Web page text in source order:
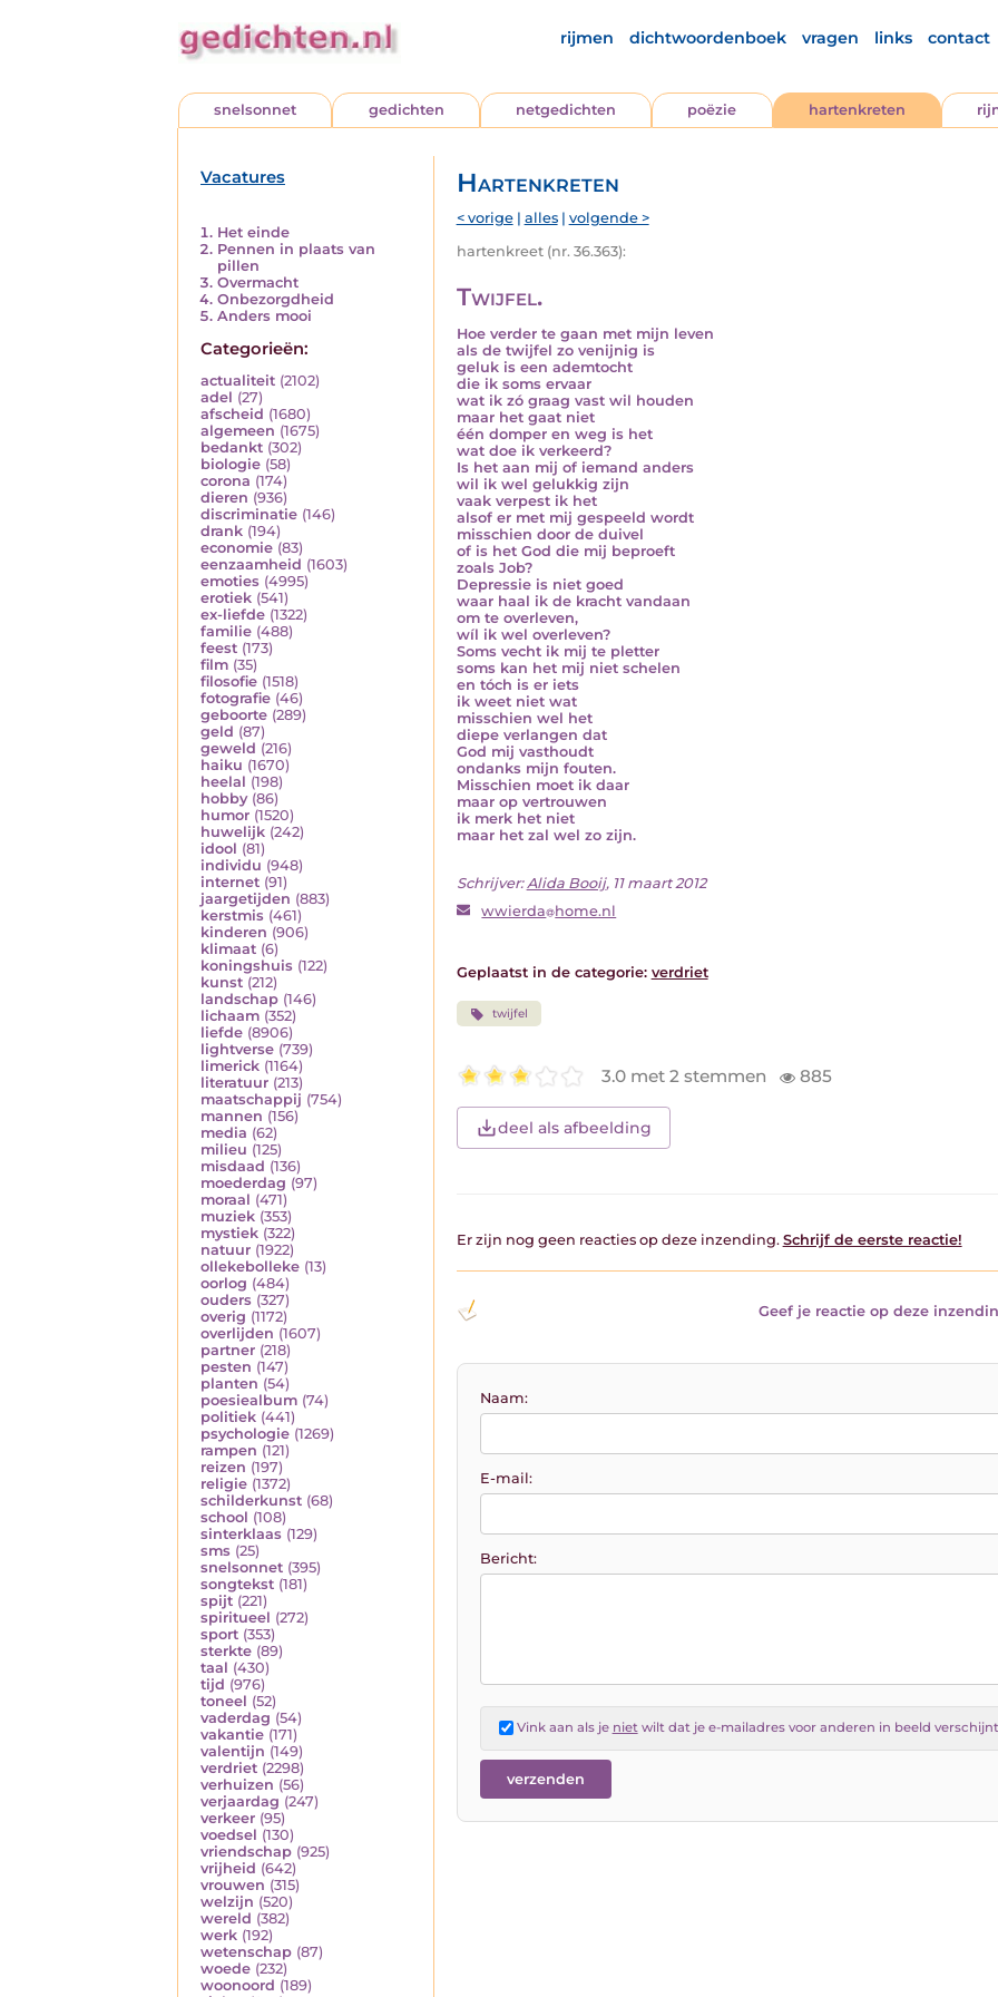
rijmen dichtwoordenboek vragen links contact
snelsonnet gedichten netgedichten poëzie hartenkreten
Vacatures
Het einde
Pennen in plaats van
pillen
Overmacht
Onbezorgdheid
Anders mooi
Categorieën:
actualiteit (2102)
adel (27)
afscheid (1680)
algemeen (1675)
bedankt (302)
biologie (58)
corona (174)
dieren (936)
discriminatie (146)
drank (194)
economie (83)
eenzaamheid (1603)
emoties (4995)
erotiek (541)
ex-liefde (1322)
familie (488)
feest (173)
film (35)
filosofie (1518)
fotografie (46)
geboorte (289)
geld (87)
geweld (216)
haiku (1670)
heelal (198)
hobby (86)
humor (1520)
huwelijk (242)
idool (81)
individu (948)
internet (91)
jaargetijden (883)
kerstmis (461)
kinderen (906)
klimaat (6)
koningshuis (122)
kunst (212)
landschap (146)
lichaam (352)
liefde (8906)
lightverse (739)
limerick (1164)
literatuur (213)
maatschappij (754)
mannen (156)
media (62)
milieu (125)
misdaad (136)
moederdag (97)
moraal (471)
muziek (353)
mystiek (322)
natuur (1922)
ollekebolleke (13)
oorlog (484)
ouders (327)
overig (1172)
overlijden (1607)
partner (218)
pesten (147)
planten (54)
poesiealbum (74)
politiek (441)
psychologie (1269)
rampen (121)
reizen (197)
religie (1372)
schilderkunst (68)
school (108)
sinterklaas (129)
sms (25)
snelsonnet (395)
songtekst (181)
spijt (221)
spiritueel (272)
sport (353)
sterkte (89)
taal (430)
tijd (976)
toneel (52)
vaderdag (54)
vakantie (171)
valentijn (149)
verdriet (2298)
verhuizen (56)
verjaardag (247)
verkeer (95)
voedsel (130)
vriendschap (925)
vrijheid (642)
vrouwen (315)
welzijn (520)
wereld (382)
werk (192)
wetenschap (87)
woede (232)
woonoord (189)
Hartenkreten
< vorige| alles| volgende >
hartenkreet (nr. 36.363):
Twijfel.
Hoe verder te gaan met mijn leven
als de twijfel zo venijnig is
geluk is een ademtocht
die ik soms ervaar
wat ik zó graag vast wil houden
maar het gaat niet
één domper en weg is het
wat doe ik verkeerd?
Is het aan mij of iemand anders
wil ik wel gelukkig zijn
vaak verpest ik het
alsof er met mij gespeeld wordt
misschien door de duivel
of is het God die mij beproeft
zoals Job?
Depressie is niet goed
waar haal ik de kracht vandaan
om te overleven,
wíl ik wel overleven?
Soms vecht ik mij te pletter
soms kan het mij niet schelen
en tóch is er iets
ik weet niet wat
misschien wel het
diepe verlangen dat
God mij vasthoudt
ondanks mijn fouten.
Misschien moet ik daar
maar op vertrouwen
ik merk het niet
maar het zal wel zo zijn.
Schrijver: Alida Booij, 11 maart 2012
wwierda home.nl
Geplaatst in de categorie: verdriet
twijfel
3.0 met 2 stemmen 885
deel als afbeelding
Er zijn nog geen reacties op deze inzending. Schrijf de eerste reactie!
Geef je reactie op deze
Naam:
E-mail:
Bericht:
Vink aan als je nietwilt dat je e-mailadres voor anderen in beeld verschijnt